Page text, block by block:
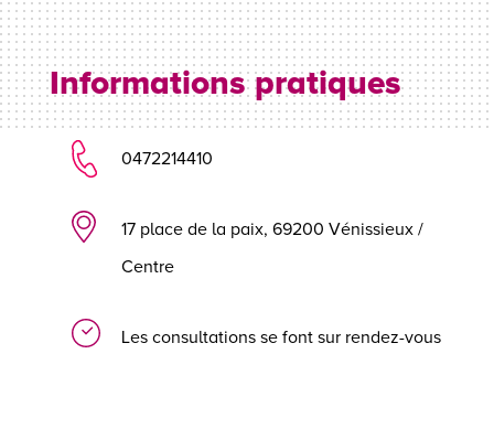
Informations pratiques
0472214410
17 place de la paix, 69200 Vénissieux /
Centre
Les consultations se font sur rendez-vous